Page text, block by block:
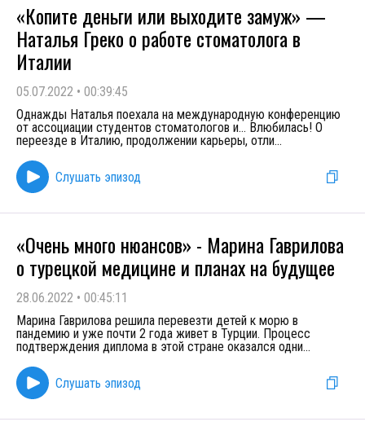
«Копите деньги или выходите замуж» —
Наталья Греко о работе стоматолога в
Италии
05.07.2022 • 00:39:45
Однажды Наталья поехала на международную конференцию
от ассоциации студентов стоматологов и… Влюбилась! О
переезде в Италию, продолжении карьеры, отли...
Слушать эпизод
«Очень много нюансов» - Марина Гаврилова
о турецкой медицине и планах на будущее
28.06.2022 • 00:45:11
Марина Гаврилова решила перевезти детей к морю в
пандемию и уже почти 2 года живет в Турции. Процесс
подтверждения диплома в этой стране оказался одни...
Слушать эпизод